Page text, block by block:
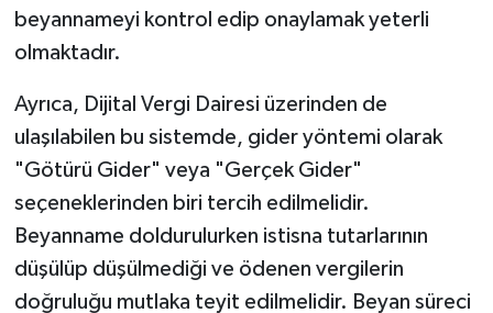
beyannameyi kontrol edip onaylamak yeterli
olmaktadır.
Ayrıca, Dijital Vergi Dairesi üzerinden de
ulaşılabilen bu sistemde, gider yöntemi olarak
"Götürü Gider" veya "Gerçek Gider"
seçeneklerinden biri tercih edilmelidir.
Beyanname doldurulurken istisna tutarlarının
düşülüp düşülmediği ve ödenen vergilerin
doğruluğu mutlaka teyit edilmelidir. Beyan süreci